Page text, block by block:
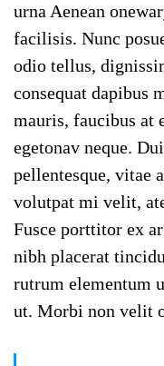
urna Aenean
facilisis. Nunc
odio tellus,
consequat dapibus
mauris, faucibus at
egetonav neque.
pellentesque, vitae
volutpat mi velit,
Fusce porttitor ex
nibh placerat
rutrum elementum
ut. Morbi non velit